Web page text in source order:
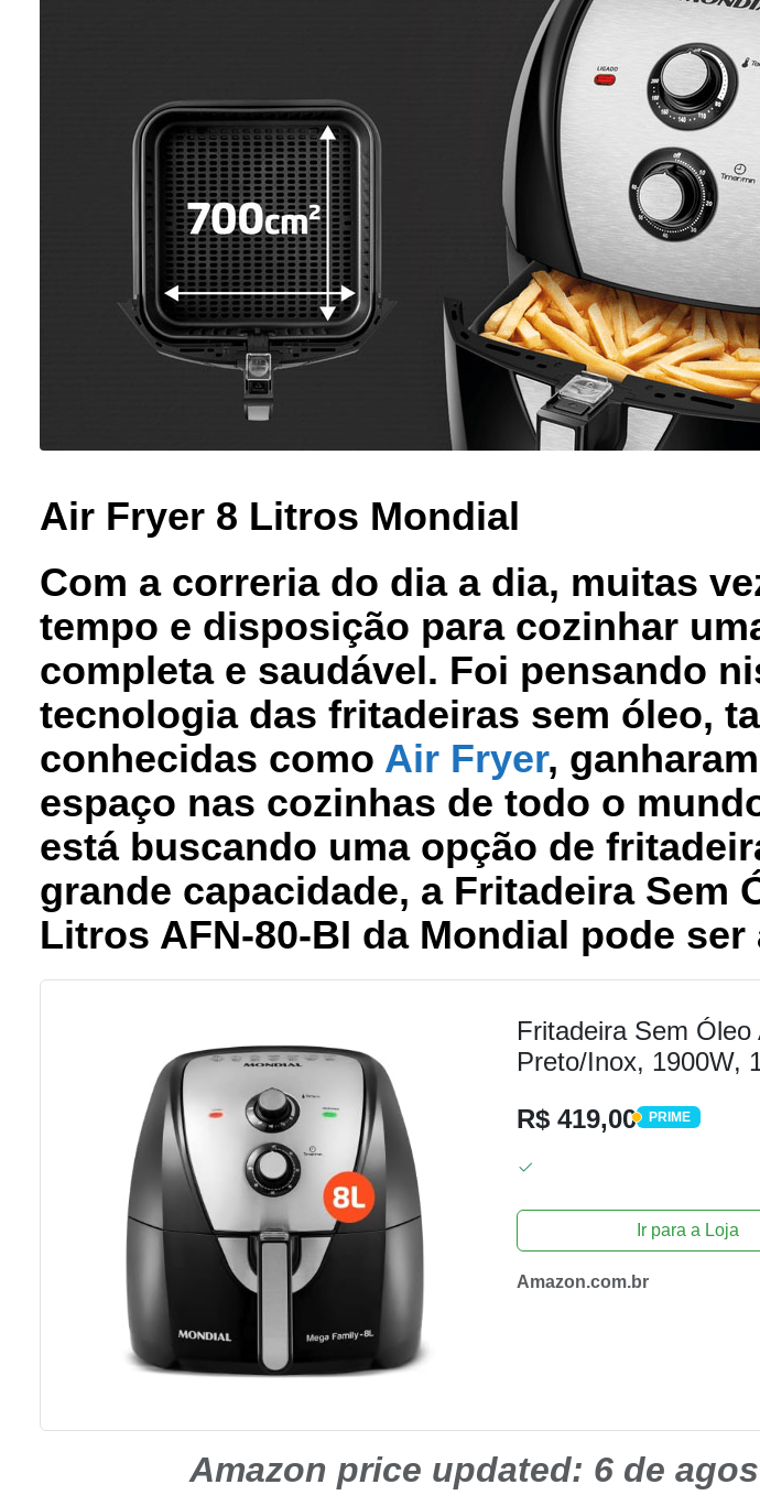
Air Fryer 8 Litros Mondial
Com a correria do dia a dia, muitas
tempo e disposição para cozinhar
completa e saudável. Foi pensando
tecnologia das fritadeiras sem óleo,
conhecidas como Air Fryer,
espaço nas cozinhas de todo o
está buscando uma opção de
grande capacidade, a Fritadeira Sem
Litros AFN-80-BI da Mondial pode
Fritadeira Sem
Preto/Inox, 1900W,
R$ 419,00
PRIME
PRIME
Ir para a Loja
Amazon.com.br
Amazon price updated: 6 de